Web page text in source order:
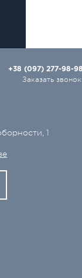
+38 (097) 277-98-98
Заказать звонок
1